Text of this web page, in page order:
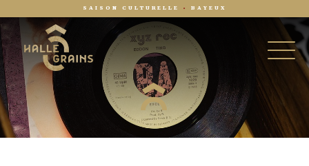
SAISON CULTURELLE •BAYEUX